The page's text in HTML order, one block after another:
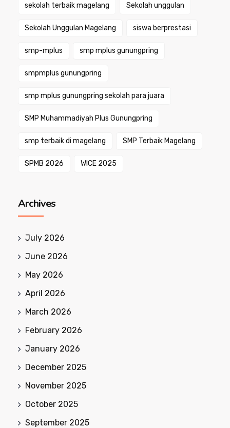
sekolah terbaik magelang Sekolah unggulan
Sekolah Unggulan Magelang siswa berprestasi
smp-mplus smp mplus gunungpring
smpmplus gunungpring
smp mplus gunungpring sekolah para juara
SMP Muhammadiyah Plus Gunungpring
smp terbaik di magelang SMP Terbaik Magelang
SPMB 2026 WICE 2025
Archives
July 2026
June 2026
May 2026
April 2026
March 2026
February 2026
January 2026
December 2025
November 2025
October 2025
September 2025